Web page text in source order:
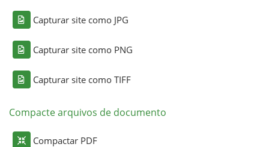
Capturar site como JPG
Capturar site como PNG
Capturar site como TIFF
Compacte arquivos de documento
Compactar PDF